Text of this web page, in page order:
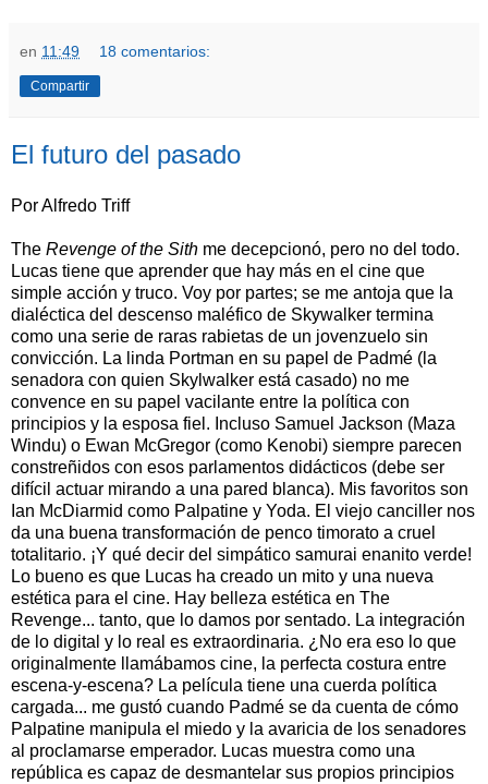
en 11:49 18 comentarios:
Compartir
El futuro del pasado
Por Alfredo Triff
The Revenge of the Sith me decepcionó, pero no del todo.
Lucas tiene que aprender que hay más en el cine que
simple acción y truco. Voy por partes; se me antoja que la
dialéctica del descenso maléfico de Skywalker termina
como una serie de raras rabietas de un jovenzuelo sin
convicción. La linda Portman en su papel de Padmé (la
senadora con quien Skylwalker está casado) no me
convence en su papel vacilante entre la política con
principios y la esposa fiel. Incluso Samuel Jackson (Maza
Windu) o Ewan McGregor (como Kenobi) siempre parecen
constreñidos con esos parlamentos didácticos (debe ser
difícil actuar mirando a una pared blanca). Mis favoritos son
Ian McDiarmid como Palpatine y Yoda. El viejo canciller nos
da una buena transformación de penco timorato a cruel
totalitario. ¡Y qué decir del simpático samurai enanito verde!
Lo bueno es que Lucas ha creado un mito y una nueva
estética para el cine. Hay belleza estética en The
Revenge... tanto, que lo damos por sentado. La integración
de lo digital y lo real es extraordinaria. ¿No era eso lo que
originalmente llamábamos cine, la perfecta costura entre
escena-y-escena? La película tiene una cuerda política
cargada... me gustó cuando Padmé se da cuenta de cómo
Palpatine manipula el miedo y la avaricia de los senadores
al proclamarse emperador. Lucas muestra como una
república es capaz de desmantelar sus propios principios